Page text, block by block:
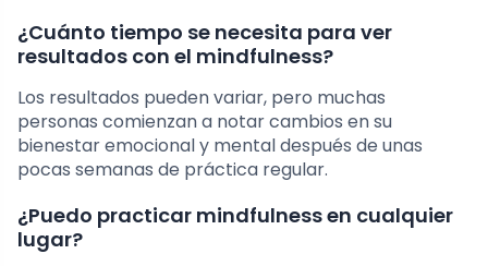
¿Cuánto tiempo se necesita para ver
resultados con el mindfulness?
Los resultados pueden variar, pero muchas
personas comienzan a notar cambios en su
bienestar emocional y mental después de unas
pocas semanas de práctica regular.
¿Puedo practicar mindfulness en cualquier
lugar?